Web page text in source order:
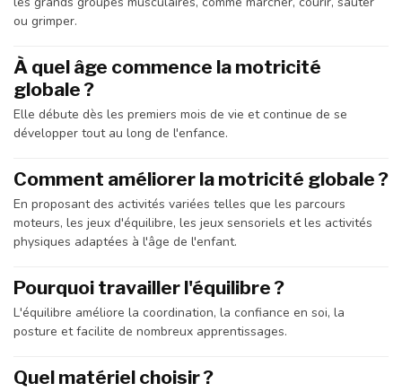
ou grimper.
À quel âge commence la motricité
globale ?
Elle débute dès les premiers mois de vie et continue de se
développer tout au long de l'enfance.
Comment améliorer la motricité globale ?
En proposant des activités variées telles que les parcours
moteurs, les jeux d'équilibre, les jeux sensoriels et les activités
physiques adaptées à l'âge de l'enfant.
Pourquoi travailler l'équilibre ?
L'équilibre améliore la coordination, la confiance en soi, la
posture et facilite de nombreux apprentissages.
Quel matériel choisir ?